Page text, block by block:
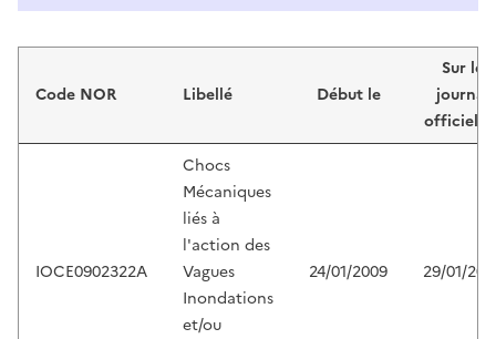
Code NOR Libellé Début le
Sur le
journal
officiel
IOCE0902322A
Chocs
Mécaniques
liés à
l'action des
Vagues
Inondations
et/ou
24/01/2009 29/01/